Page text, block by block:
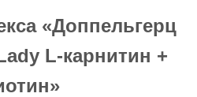
«Доппельгерц
L-карнитин +